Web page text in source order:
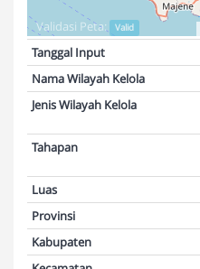
Validasi Peta: Valid
Tanggal Input
Nama Wilayah Kelola
Jenis Wilayah Kelola
Tahapan
Luas
Provinsi
Kabupaten